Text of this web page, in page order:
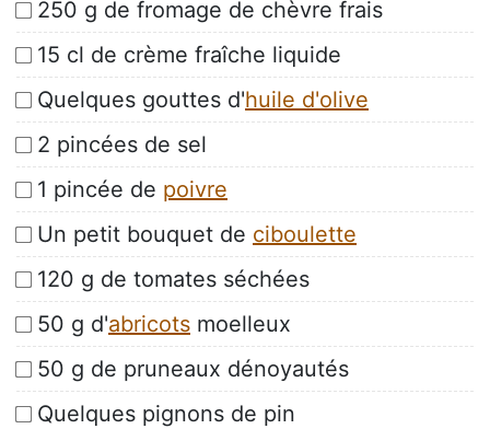
250 g de fromage de chèvre frais
15 cl de crème fraîche liquide
Quelques gouttes d'huile d'olive
2 pincées de sel
1 pincée de poivre
Un petit bouquet de ciboulette
120 g de tomates séchées
50 g d'abricots moelleux
50 g de pruneaux dénoyautés
Quelques pignons de pin